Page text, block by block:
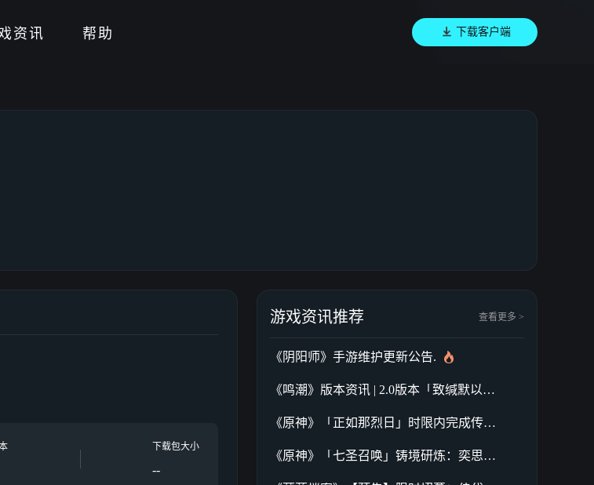
资讯 帮助 下载客户端
下载包大小
--
游戏资讯推荐 查看更多 >
《阴阳师》手游维护更新公告.
《鸣潮》版本资讯 | 2.0版本「致缄默以欢歌」2025年1月2日即将更新
《原神》「正如那烈日」时限内完成传说任务，可额外获得原石、角色突破素材等奖励
《原神》「七圣召唤」铸境研炼：奕思巧战